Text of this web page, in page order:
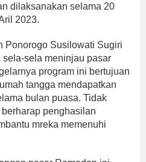
dilaksanakan selama 20
2023.
Ponorogo Susilowati Sugiri
sela meninjau pasar
program ini bertujuan
tangga mendapatkan
bulan puasa. Tidak
penghasilan
mreka memenuhi